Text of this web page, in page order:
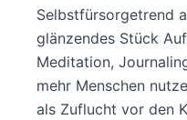
Selbstfürsorgetrend
glänzendes Stück
Meditation,
mehr Menschen
als Zuflucht vor den